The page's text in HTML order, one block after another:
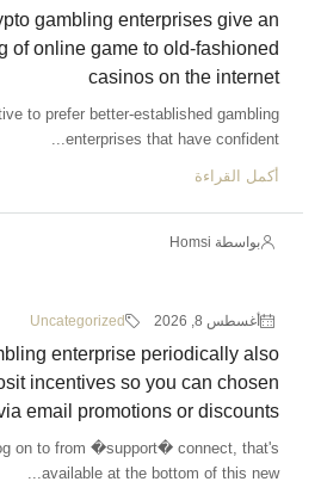
gambling enterprises give an
of online game to old-fashioned
casinos on the internet
to prefer better-established gambling
enterprises that have confident...
أكمل القراءة
بواسطة Homsi
أغسطس 8, 2026 Uncategorized
enterprise periodically also
incentives so you can chosen
email promotions or discounts
on to from �support� connect, that's
available at the bottom of this new...